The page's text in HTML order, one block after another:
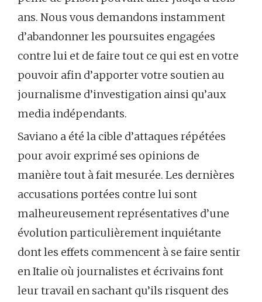
ans. Nous vous demandons instamment
d’abandonner les poursuites engagées
contre lui et de faire tout ce qui est en votre
pouvoir afin d’apporter votre soutien au
journalisme d’investigation ainsi qu’aux
media indépendants.
Saviano a été la cible d’attaques répétées
pour avoir exprimé ses opinions de
manière tout à fait mesurée. Les dernières
accusations portées contre lui sont
malheureusement représentatives d’une
évolution particulièrement inquiétante
dont les effets commencent à se faire sentir
en Italie où journalistes et écrivains font
leur travail en sachant qu’ils risquent des